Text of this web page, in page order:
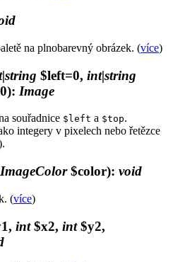
na plnobarevný obrázek. (více)
$left=0, int|string
: Image
souřadnice $left a $top.
integery v pixelech nebo řetězce
ImageColor$color): void
(více)
int$x2, int$y2,